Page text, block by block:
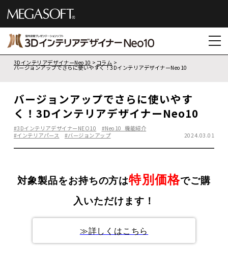
3DインテリアデザイナーNeo10 コラム
バージョンアップでさらに使いやすく！3DインテリアデザイナーNeo10
バージョンアップでさらに使いやす
く！3DインテリアデザイナーNeo10
#3DインテリアデザイナーNEO10
#Neo10_機能紹介
#インテリアパース
#バージョンアップ 2024.03.01
対象製品をお持ちの方は特別価格でご購
入いただけます！
≫詳しくはこちら